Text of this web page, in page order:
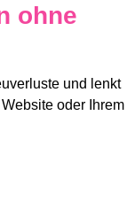
ohne
und lenkt
oder Ihrem